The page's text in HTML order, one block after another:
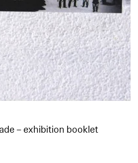
– exhibition booklet